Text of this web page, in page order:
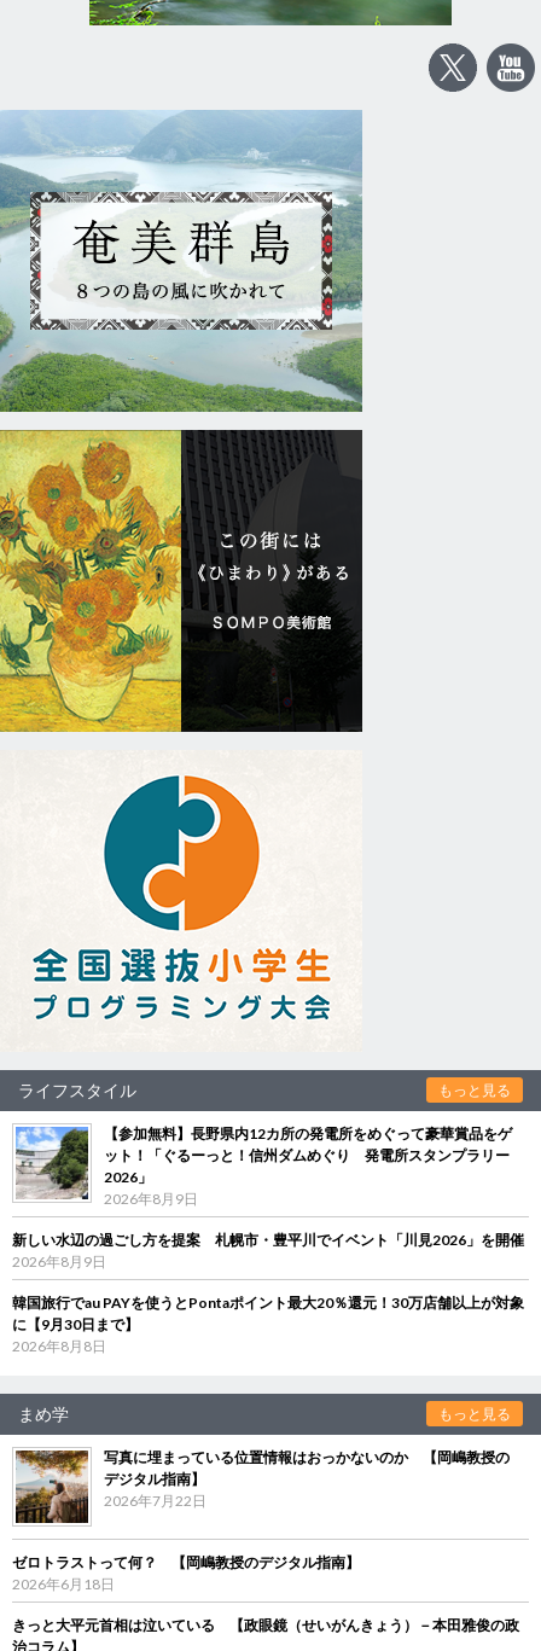
ライフスタイル もっと見る
【参加無料】長野県内12カ所の発電所をめぐって豪華賞品をゲ
ット！「ぐるーっと！信州ダムめぐり 発電所スタンプラリー
2026」
2026年8月9日
新しい水辺の過ごし方を提案 札幌市・豊平川でイベント「川見2026」を開催
2026年8月9日
韓国旅行でau PAYを使うとPontaポイント最大20％還元！30万店舗以上が対象
に【9月30日まで】
2026年8月8日
まめ学 もっと見る
写真に埋まっている位置情報はおっかないのか 【岡嶋教授の
デジタル指南】
2026年7月22日
ゼロトラストって何？ 【岡嶋教授のデジタル指南】
2026年6月18日
きっと大平元首相は泣いている 【政眼鏡（せいがんきょう）－本田雅俊の政
治コラム】